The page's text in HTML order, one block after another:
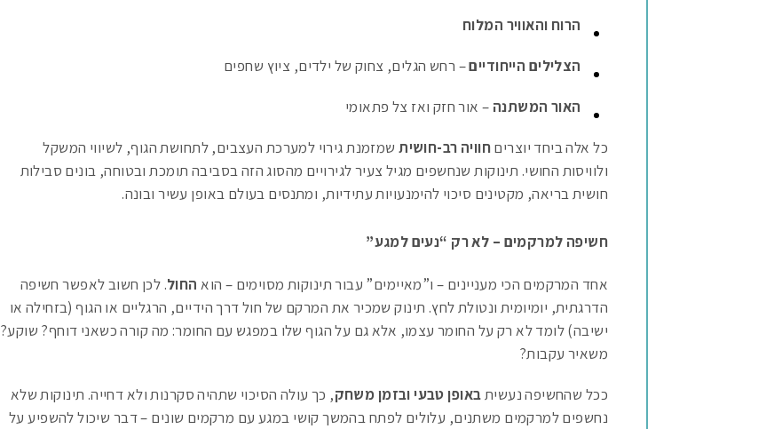
הרוח והאוויר המלוח
הצלילים הייחודיים– רחש הגלים, צחוק של ילדים, ציוץ שחפים
האור המשתנה – אור חזק ואז צל פתאומי
כל אלה ביחד יוצריםחוויה רב-חושיתשמזמנת גירוי למערכת העצבים, לתחושת הגוף, לשיווי המשקל
ולוויסות החושי. תינוקות שנחשפים מגיל צעיר לגירויים מהסוג הזה בסביבה תומכת ובטוחה, בונים סבילות
חושית בריאה, מקטינים סיכוי להימנעויות עתידיות, ומתנסים בעולם באופן עשיר ובונה.
חשיפה למרקמים – לא רק “נעים למגע”
אחד המרקמים הכי מעניינים – ו”מאיימים” עבור תינוקות מסוימים – הוא החול. לכן חשוב לאפשר חשיפה
הדרגתית, יומיומית ונטולת לחץ. תינוק שמכיר את המרקם של חול דרך הידיים, הרגליים או הגוף (בזחילה או
ישיבה) לומד לא רק על החומר עצמו, אלא גם על הגוף שלו במפגש עם החומר: מה קורה כשאני דוחף? שוקע?
משאיר עקבות?
ככל שהחשיפה נעשיתבאופן טבעי ובזמן משחק, כך עולה הסיכוי שתהיה סקרנות ולא דחייה. תינוקות שלא
נחשפים למרקמים משתנים, עלולים לפתח בהמשך קושי במגע עם מרקמים שונים – דבר שיכול להשפיע על